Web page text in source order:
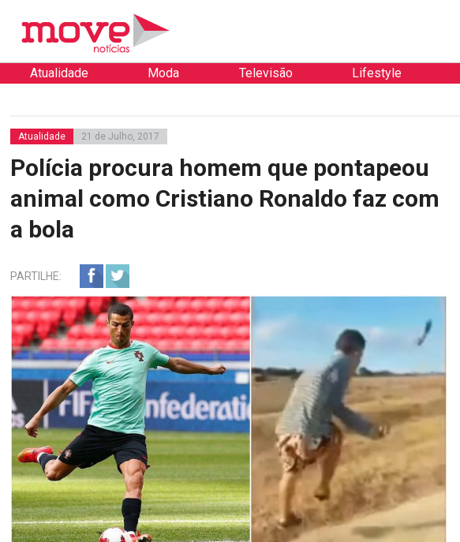
Atualidade Moda Televisão Lifestyle
Atualidade 21 de Julho, 2017
Polícia procura homem que pontapeou
animal como Cristiano Ronaldo faz com
a bola
PARTILHE: